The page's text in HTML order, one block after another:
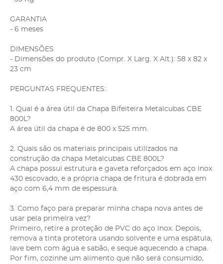
GARANTIA
- 6 meses
DIMENSÕES
- Dimensões do produto (Compr. X Larg. X Alt.): 58 x 82 x
23 cm
PERGUNTAS FREQUENTES:
1. Qual é a área útil da Chapa Bifeiteira Metalcubas CBE
800L?
A área útil da chapa é de 800 x 525 mm.
2. Quais são os materiais principais utilizados na
construção da chapa Metalcubas CBE 800L?
A chapa possui estrutura e gaveta reforçados em aço inox
430 escovado, e a própria chapa de fritura é dobrada em
aço com 6,4 mm de espessura.
3. Como faço para preparar minha chapa nova antes de
usar pela primeira vez?
Primeiro, retire a proteção de PVC do aço inox. Depois,
remova a tinta protetora usando solvente e uma espátula,
lave bem com água e sabão, e seque aquecendo a chapa.
Por fim, cozinhe um alimento que não será consumido,